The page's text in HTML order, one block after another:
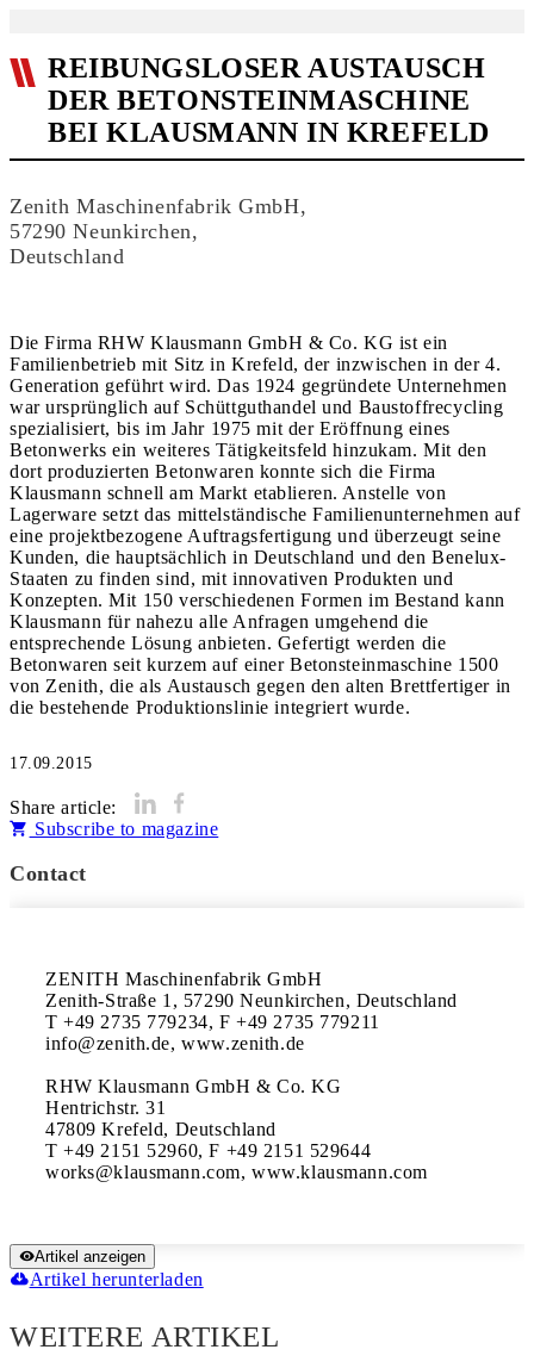
REIBUNGSLOSER AUSTAUSCH
DER BETONSTEINMASCHINE
BEI KLAUSMANN IN KREFELD
Zenith Maschinenfabrik GmbH,
57290 Neunkirchen,
Deutschland
Die Firma RHW Klausmann GmbH & Co. KG ist ein
Familienbetrieb mit Sitz in Krefeld, der inzwischen in der 4.
Generation geführt wird. Das 1924 gegründete Unternehmen
war ursprünglich auf Schüttguthandel und Baustoffrecycling
spezialisiert, bis im Jahr 1975 mit der Eröffnung eines
Betonwerks ein weiteres Tätigkeitsfeld hinzukam. Mit den
dort produzierten Betonwaren konnte sich die Firma
Klausmann schnell am Markt etablieren. Anstelle von
Lagerware setzt das mittelständische Familienunternehmen auf
eine projektbezogene Auftragsfertigung und überzeugt seine
Kunden, die hauptsächlich in Deutschland und den Benelux-
Staaten zu finden sind, mit innovativen Produkten und
Konzepten. Mit 150 verschiedenen Formen im Bestand kann
Klausmann für nahezu alle Anfragen umgehend die
entsprechende Lösung anbieten. Gefertigt werden die
Betonwaren seit kurzem auf einer Betonsteinmaschine 1500
von Zenith, die als Austausch gegen den alten Brettfertiger in
die bestehende Produktionslinie integriert wurde.
17.09.2015
Share article:
Subscribe to magazine
Contact
ZENITH Maschinenfabrik GmbH
Zenith-Straße 1, 57290 Neunkirchen, Deutschland
T +49 2735 779234, F +49 2735 779211
info@zenith.de, www.zenith.de
RHW Klausmann GmbH & Co. KG
Hentrichstr. 31
47809 Krefeld, Deutschland
T +49 2151 52960, F +49 2151 529644
works@klausmann.com, www.klausmann.com
Artikel anzeigen
Artikel herunterladen
WEITERE ARTIKEL